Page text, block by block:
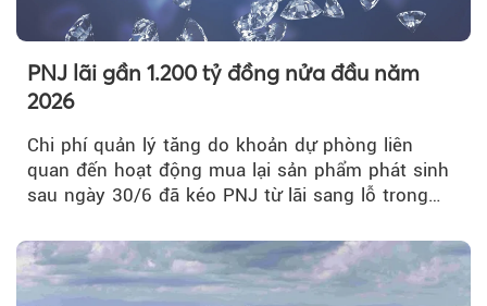
PNJ lãi gần 1.200 tỷ đồng nửa đầu năm
2026
Chi phí quản lý tăng do khoản dự phòng liên
quan đến hoạt động mua lại sản phẩm phát sinh
sau ngày 30/6 đã kéo PNJ từ lãi sang lỗ trong